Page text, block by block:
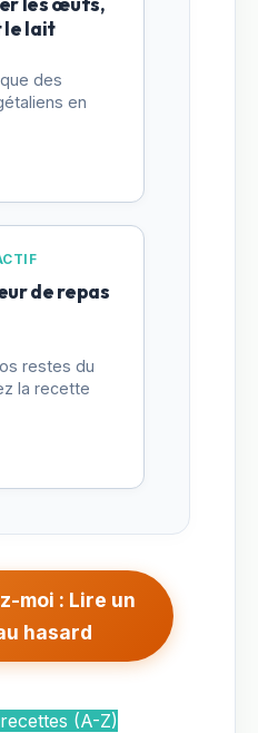
le lait
des
en
de repas
restes du
la recette
moi : Lire un
hasard
(A-Z)